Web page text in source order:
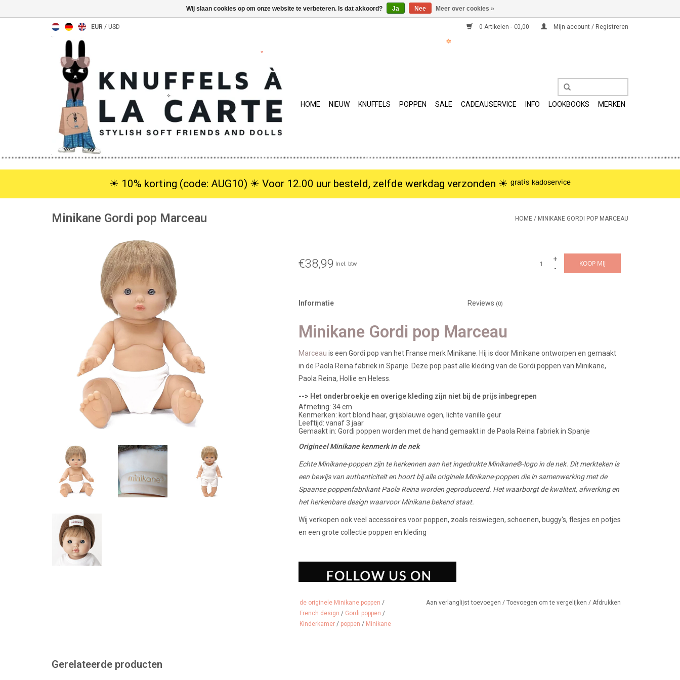
EUR / USD 0 Artikelen - €0,00 Mijn account / Registreren
HOME NIEUW KNUFFELS POPPEN SALE CADEAUSERVICE INFO LOOKBOOKS MERKEN
☀︎ 10% korting (code: AUG10) ☀︎ Voor 12.00 uur besteld, zelfde werkdag verzonden ☀︎ ᵍʳᵃᵗⁱˢ ᵏᵃᵈᵒˢᵉʳᵛⁱᶜᵉ
Minikane Gordi pop Marceau HOME / MINIKANE GORDI POP MARCEAU
€38,99 Incl. btw
+
-
KOOP MIJ
Informatie Reviews (0)
Minikane Gordi pop Marceau
Marceau is een Gordi pop van het Franse merk Minikane. Hij is door Minikane ontworpen en gemaakt
in de Paola Reina fabriek in Spanje. Deze pop past alle kleding van de Gordi poppen van Minikane,
Paola Reina, Hollie en Heless.
--> Het onderbroekje en overige kleding zijn niet bij de prijs inbegrepen
Afmeting: 34 cm
Kenmerken: kort blond haar, grijsblauwe ogen, lichte vanille geur
Leeftijd: vanaf 3 jaar
Gemaakt in: Gordi poppen worden met de hand gemaakt in de Paola Reina fabriek in Spanje
Origineel Minikane kenmerk in de nek
Echte Minikane-poppen zijn te herkennen aan het ingedrukte Minikane®-logo in de nek. Dit merkteken is
een bewijs van authenticiteit en hoort bij alle originele Minikane-poppen die in samenwerking met de
Spaanse poppenfabrikant Paola Reina worden geproduceerd. Het waarborgt de kwaliteit, afwerking en
het herkenbare design waarvoor Minikane bekend staat.
Wij verkopen ook veel accessoires voor poppen, zoals reiswiegen, schoenen, buggy's, flesjes en potjes
en een grote collectie poppen en kleding
de originele Minikane poppen /
French design / Gordi poppen /
Kinderkamer / poppen / Minikane
Aan verlanglijst toevoegen / Toevoegen om te vergelijken / Afdrukken
Gerelateerde producten
Wij slaan cookies op om onze website te verbeteren. Is dat akkoord? Ja Nee Meer over cookies »